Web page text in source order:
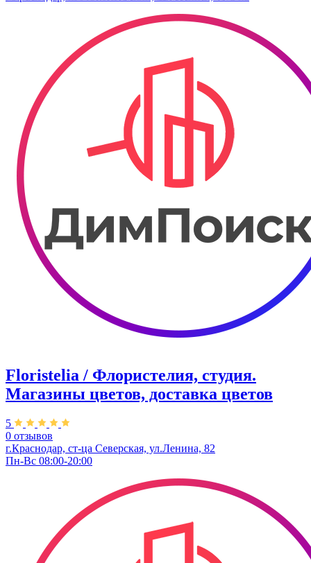
Floristelia / Флористелия, студия.
Магазины цветов, доставка цветов
5
0 отзывов
г.Краснодар, ст-ца Северская, ул.Ленина, 82
Пн-Вс 08:00-20:00